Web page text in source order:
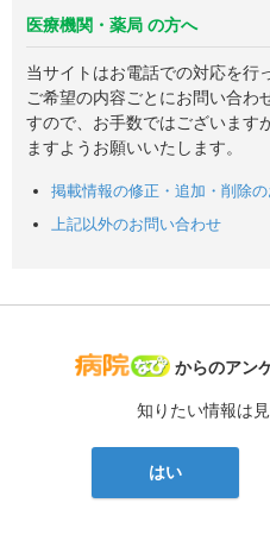
医療機関・薬局 の方へ
当サイトはお電話での対応を行
ご希望の内容ごとにお問い合わ
すので、お手数ではございます
ますようお願いいたします。
掲載情報の修正・追加・削除
上記以外のお問い合わせ
病院なび
からのアン
知りたい情報は
はい